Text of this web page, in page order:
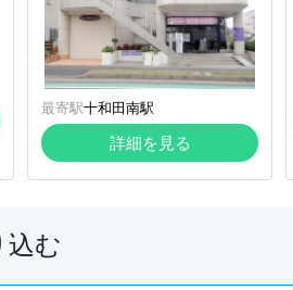
最寄駅十和田南駅
詳細を見る
込む